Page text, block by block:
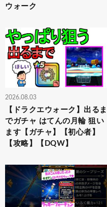
ウォーク
2026.08.03
【ドラクエウォーク】出るま
でガチャ はてんの月輪 狙い
ます【ガチャ】【初心者】
【攻略】【DQW】